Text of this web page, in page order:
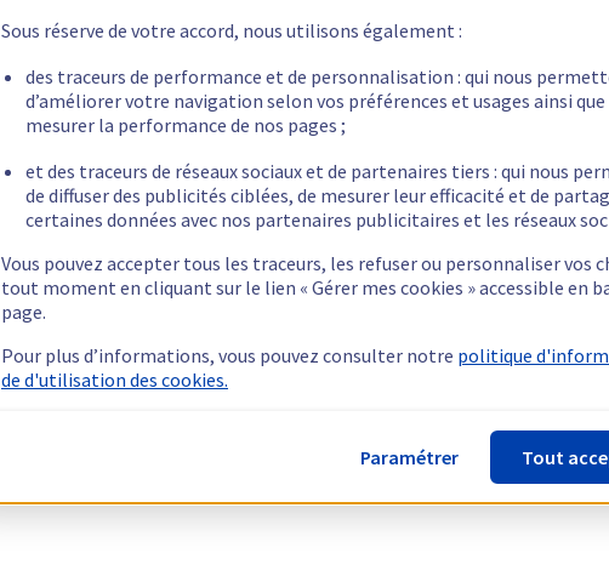
Sous réserve de votre accord, nous utilisons également :
des traceurs de performance et de personnalisation : qui nous
d’améliorer votre navigation selon vos préférences et usages ainsi que
mesurer la performance de nos pages ;
et des traceurs de réseaux sociaux et de partenaires tiers : qui nous
de diffuser des publicités ciblées, de mesurer leur efficacité et de
certaines données avec nos partenaires publicitaires et les réseaux
Vous pouvez accepter tous les traceurs, les refuser ou personnaliser vos
tout moment en cliquant sur le lien « Gérer mes cookies » accessible en
page.
Pour plus d’informations, vous pouvez consulter notre politique
de d'utilisation des cookies.
Paramétrer Tout